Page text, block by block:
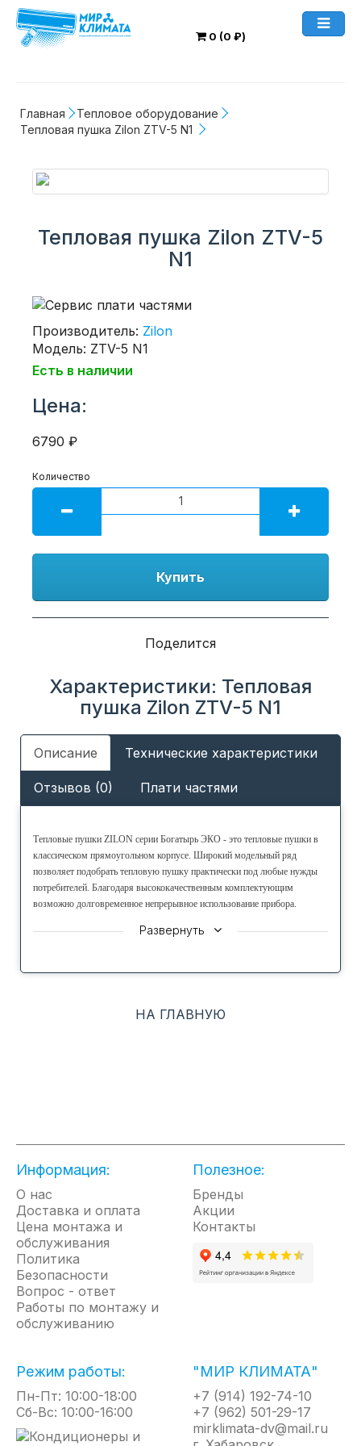
0 (0 ₽)
Главная
Тепловое оборудование
Тепловая пушка Zilon ZTV-5 N1
Тепловая пушка Zilon ZTV-5
N1
Производитель: Zilon
Модель: ZTV-5 N1
Есть в наличии
Цена:
6790 ₽
Количество
Купить
Поделится
Характеристики: Тепловая
пушка Zilon ZTV-5 N1
Описание Технические характеристики
Отзывов (0) Плати частями
Тепловые пушки ZILON серии Богатырь ЭКО - это тепловые пушки в
классическом прямоугольном корпусе. Широкий модельный ряд
позволяет подобрать тепловую пушку практически под любые нужды
потребителей. Благодаря высококачественным комплектующим
возможно долговременное непрерывное использование прибора.
встроенный термостат обеспечит защиту от перегрева.
● Полимерное покрытие корпуса, устойчивое к коррозии
● Две ступени нагрева и режим вентиляции - возможность выбора режима работы
Развернуть
НА ГЛАВНУЮ
Информация:
О нас
Доставка и оплата
Цена монтажа и
обслуживания
Политика
Безопасности
Вопрос - ответ
Работы по монтажу и
обслуживанию
Полезное:
Бренды
Акции
Контакты
Режим работы:
Пн-Пт: 10:00-18:00
Сб-Вс: 10:00-16:00
"МИР КЛИМАТА"
+7 (914) 192-74-10
+7 (962) 501-29-17
mirklimata-dv@mail.ru